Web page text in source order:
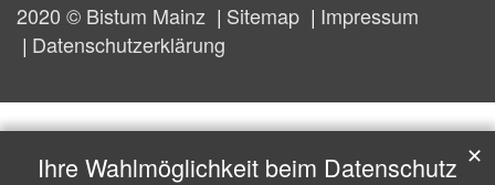
2020 © Bistum Mainz Sitemap
Impressum
Datenschutzerklärung
Ihre Wahlmöglichkeit beim Datenschutz ✕